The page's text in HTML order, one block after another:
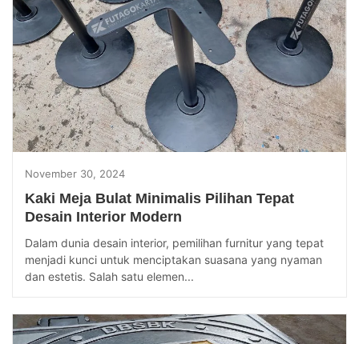
November 30, 2024
Kaki Meja Bulat Minimalis Pilihan Tepat
Desain Interior Modern
Dalam dunia desain interior, pemilihan furnitur yang tepat
menjadi kunci untuk menciptakan suasana yang nyaman
dan estetis. Salah satu elemen...